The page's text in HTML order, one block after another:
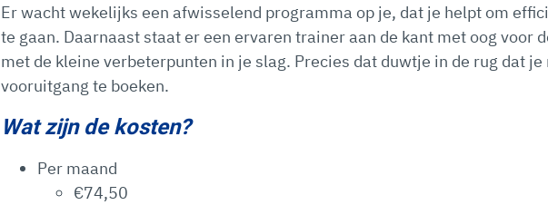
Er wacht wekelijks een afwisselend programma op je, dat je helpt om
te gaan. Daarnaast staat er een ervaren trainer aan de kant met oog voor
met de kleine verbeterpunten in je slag. Precies dat duwtje in de rug dat
vooruitgang te boeken.
Wat zijn de kosten?
Per maand
€74,50